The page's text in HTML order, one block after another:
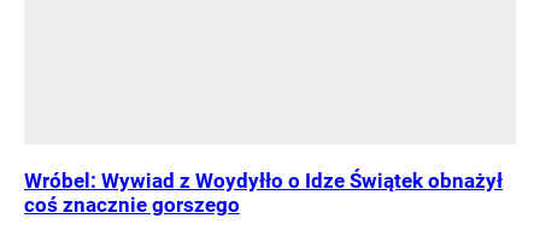
Wróbel: Wywiad z Woydyłło o Idze Świątek obnażył
coś znacznie gorszego